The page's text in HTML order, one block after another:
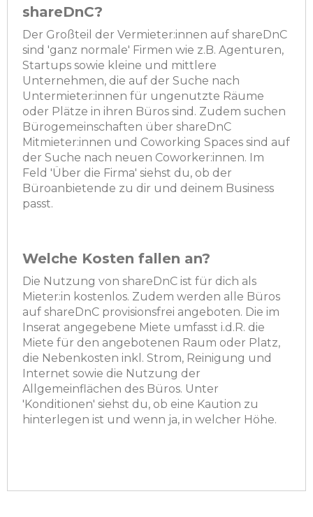
shareDnC?
Der Großteil der Vermieter:innen auf shareDnC
sind 'ganz normale' Firmen wie z.B. Agenturen,
Startups sowie kleine und mittlere
Unternehmen, die auf der Suche nach
Untermieter:innen für ungenutzte Räume
oder Plätze in ihren Büros sind. Zudem suchen
Bürogemeinschaften über shareDnC
Mitmieter:innen und Coworking Spaces sind auf
der Suche nach neuen Coworker:innen. Im
Feld 'Über die Firma' siehst du, ob der
Büroanbietende zu dir und deinem Business
passt.
Welche Kosten fallen an?
Die Nutzung von shareDnC ist für dich als
Mieter:in kostenlos. Zudem werden alle Büros
auf shareDnC provisionsfrei angeboten. Die im
Inserat angegebene Miete umfasst i.d.R. die
Miete für den angebotenen Raum oder Platz,
die Nebenkosten inkl. Strom, Reinigung und
Internet sowie die Nutzung der
Allgemeinflächen des Büros. Unter
'Konditionen' siehst du, ob eine Kaution zu
hinterlegen ist und wenn ja, in welcher Höhe.